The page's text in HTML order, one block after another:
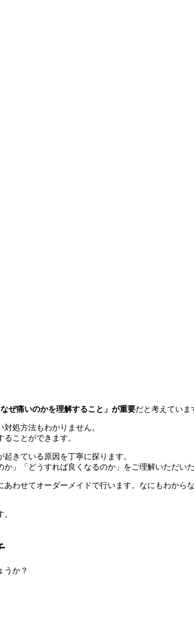
なぜ痛いのかを理解すること」が重要だと考えていま
処方法もわかりません。
ことができます。
きている原因を丁寧に探ります。
」「どうすれば良くなるのか」をご理解いただい
わせてオーダーメイドで行います。なにもわから
。
うか？